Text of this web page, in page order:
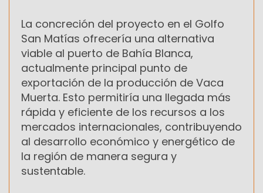
La concreción del proyecto en el Golfo
San Matías ofrecería una alternativa
viable al puerto de Bahía Blanca,
actualmente principal punto de
exportación de la producción de Vaca
Muerta. Esto permitiría una llegada más
rápida y eficiente de los recursos a los
mercados internacionales, contribuyendo
al desarrollo económico y energético de
la región de manera segura y
sustentable.